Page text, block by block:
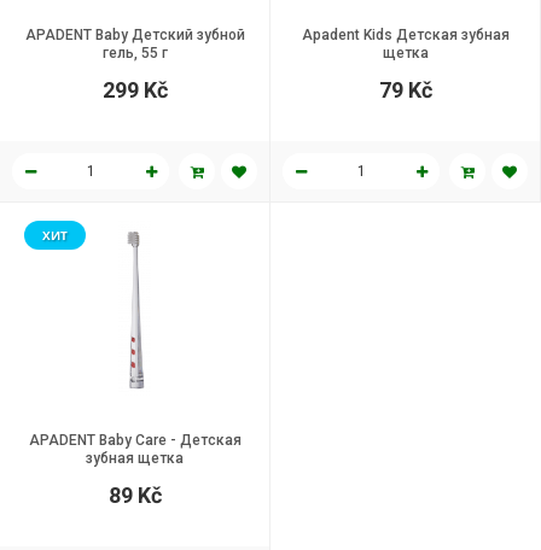
APADENT Baby Детский зубной
гель, 55 г
299 Kč
Apadent Kids Детская зубная
щетка
79 Kč
APADENT Baby Care - Детская
зубная щетка
ХИТ
89 Kč